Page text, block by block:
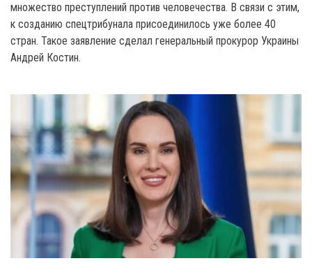
множество преступлений против человечества. В связи с этим,
к созданию спецтрибунала присоединилось уже более 40
стран. Такое заявление сделал генеральный прокурор Украины
Андрей Костин.